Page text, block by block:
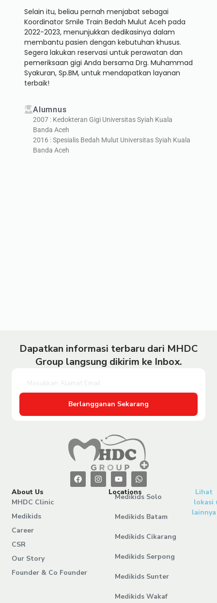
Selain itu, beliau pernah menjabat sebagai
Koordinator Smile Train Bedah Mulut Aceh pada
2022-2023, menunjukkan dedikasinya dalam
membantu pasien dengan kebutuhan khusus.
Segera lakukan reservasi untuk perawatan dan
pemeriksaan gigi Anda bersama Drg. Muhammad
Syakuran, Sp.BM, untuk mendapatkan layanan
terbaik!
Alumnus
2007 : Kedokteran Gigi Universitas Syiah Kuala
Banda Aceh
2016 : Spesialis Bedah Mulut Universitas Syiah Kuala
Banda Aceh
Dapatkan informasi terbaru dari MHDC
Group langsung dikirim ke Inbox.
Berlangganan Sekarang
About Us
MHDC Clinic
Medikids
Career
CSR
Our Story
Founder & Co Founder
Locations
Medikids Solo
Medikids Batam
Medikids Cikarang
Medikids Serpong
Medikids Sunter
Medikids Wakaf
Lihat
lokasi
lainnya